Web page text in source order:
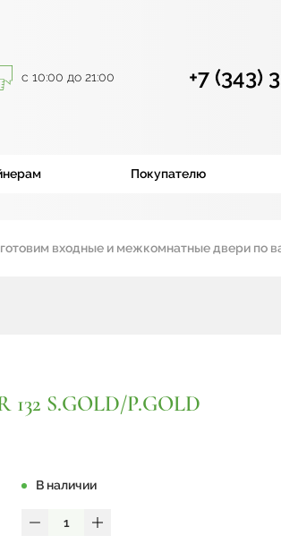
с 10:00 до 21:00 +7 (343)
Покупателю
входные и межкомнатные двери по
132 S.GOLD/P.GOLD
В наличии